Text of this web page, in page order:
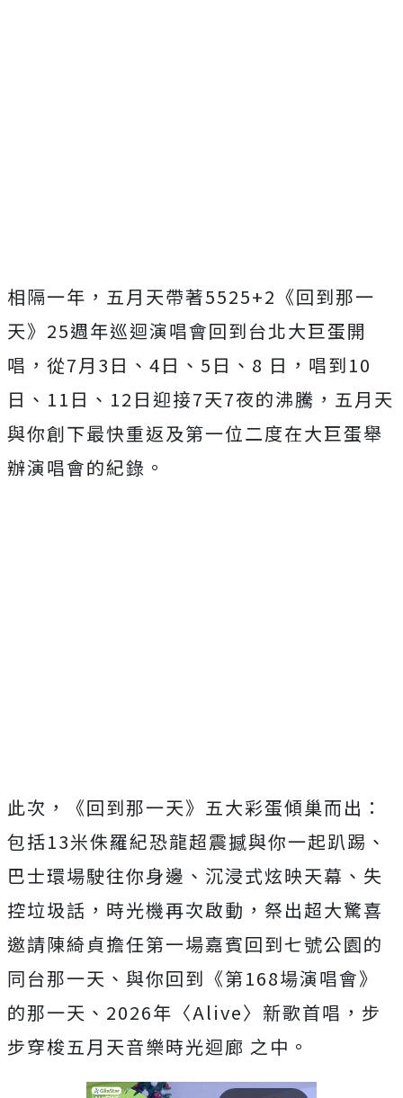
相隔一年，五月天帶著5525+2 《回到那一
天》 25週年巡迴演唱會回到台北大巨蛋開
唱，從7月 3 日、 4日、 5 日、 8 日，唱到10
日、 11 日、 12 日迎接7天7夜的沸騰， 五月天
與你創下最快重返及第一位二度在大巨蛋舉
辦演唱會的紀錄。
此次，《回到那一天》五大彩蛋傾巢而出：
包括13米侏羅紀恐龍超震撼與你一起趴踢、
巴士環場駛往你身邊、沉浸式炫映天幕、失
控垃圾話，時光機再次啟動， 祭出超大驚喜
邀請陳綺貞擔任第一場嘉賓回到七號公園的
同台那一天 、與你回到《第168場演唱會》
的那一天、 2026年〈Alive〉新歌首唱，步
步穿梭五月天音樂時光迴廊 之中。